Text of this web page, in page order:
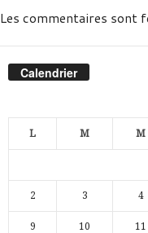
Les commentaires sont
Calendrier
L M M
2 3 4
9 10 11